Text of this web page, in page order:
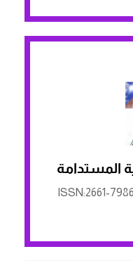
المستدامة